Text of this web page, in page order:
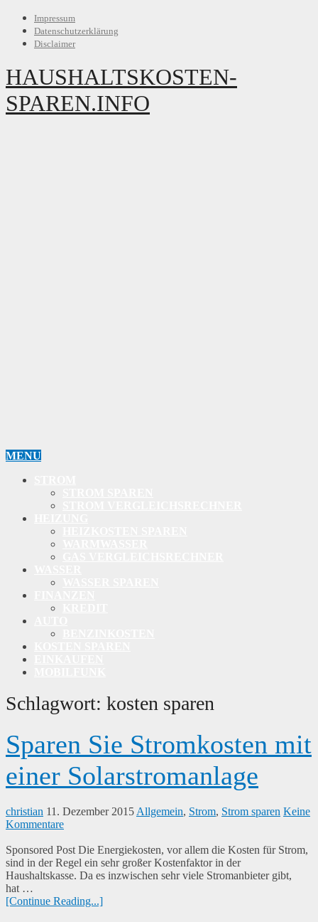
Impressum
Datenschutzerklärung
Disclaimer
HAUSHALTSKOSTEN-
SPAREN.INFO
MENU
Schlagwort: kosten sparen
Sparen Sie Stromkosten mit
einer Solarstromanlage
christian 11. Dezember 2015 Allgemein, Strom, Strom sparen Keine
Kommentare
Sponsored Post Die Energiekosten, vor allem die Kosten für Strom,
sind in der Regel ein sehr großer Kostenfaktor in der
Haushaltskasse. Da es inzwischen sehr viele Stromanbieter gibt,
hat …
[Continue Reading...]